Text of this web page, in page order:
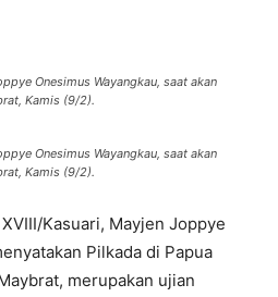
Onesimus Wayangkau, saat akan
Kamis (9/2).
Onesimus Wayangkau, saat akan
Kamis (9/2).
Kasuari, Mayjen Joppye
Pilkada di Papua
merupakan ujian